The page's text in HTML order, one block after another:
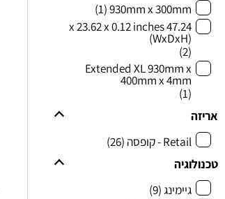
930mm x 300mm
(1)
47.24 x 23.62 x 0.12 inches
(WxDxH)
(2)
Extended XL 930mm x
400mm x 4mm
(1)
אריזה
Retail - קופסה
(26)
טכנולוגיה
גיימינג(9)